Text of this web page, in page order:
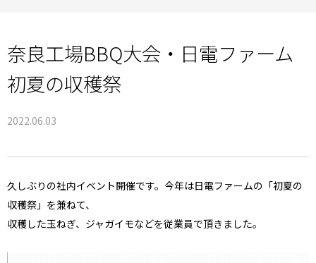
奈良工場BBQ大会・日電ファーム
初夏の収穫祭
2022.06.03
久しぶりの社内イベント開催です。今年は日電ファームの「初夏の
収穫祭」を兼ねて、
収穫した玉ねぎ、ジャガイモなどを従業員で頂きました。